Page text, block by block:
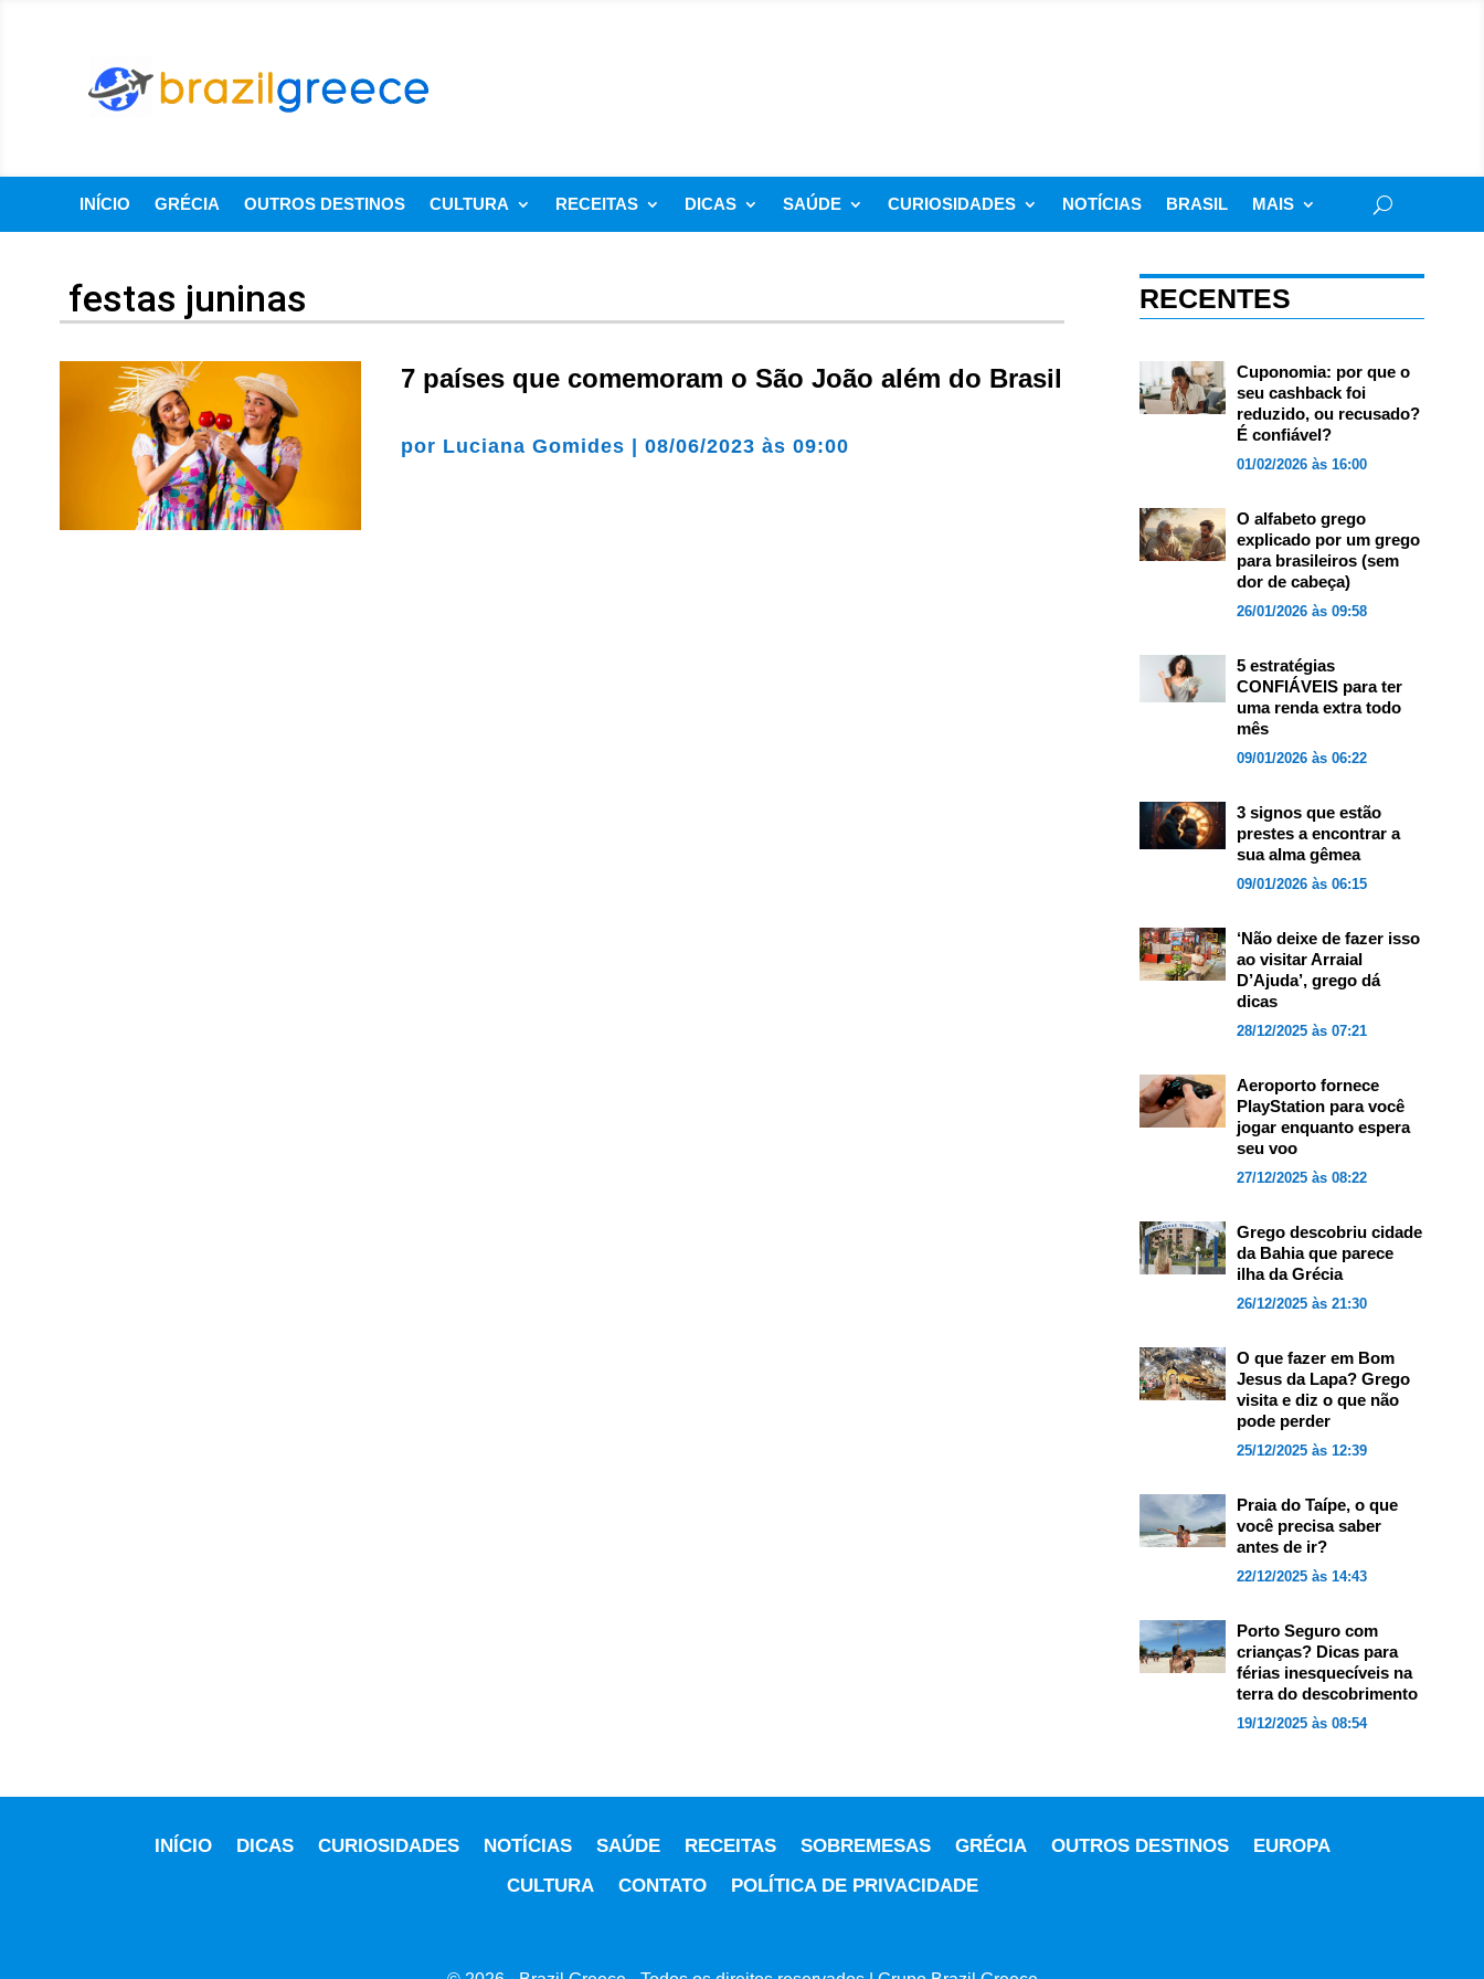
INÍCIO GRÉCIA OUTROS DESTINOS CULTURA RECEITAS DICAS SAÚDE CURIOSIDADES NOTÍCIAS BRASIL MAIS
festas juninas
7 países que comemoram o São João além do Brasil
por Luciana Gomides |08/06/2023 às 09:00
RECENTES
Cuponomia: por que o
seu cashback foi
reduzido, ou recusado?
É confiável?
01/02/2026 às 16:00
O alfabeto grego
explicado por um grego
para brasileiros (sem
dor de cabeça)
26/01/2026 às 09:58
5 estratégias
CONFIÁVEIS para ter
uma renda extra todo
mês
09/01/2026 às 06:22
3 signos que estão
prestes a encontrar a
sua alma gêmea
09/01/2026 às 06:15
‘Não deixe de fazer isso
ao visitar Arraial
D’Ajuda’, grego dá
dicas
28/12/2025 às 07:21
Aeroporto fornece
PlayStation para você
jogar enquanto espera
seu voo
27/12/2025 às 08:22
Grego descobriu cidade
da Bahia que parece
ilha da Grécia
26/12/2025 às 21:30
O que fazer em Bom
Jesus da Lapa? Grego
visita e diz o que não
pode perder
25/12/2025 às 12:39
Praia do Taípe, o que
você precisa saber
antes de ir?
22/12/2025 às 14:43
Porto Seguro com
crianças? Dicas para
férias inesquecíveis na
terra do descobrimento
19/12/2025 às 08:54
INÍCIO DICAS CURIOSIDADES NOTÍCIAS SAÚDE RECEITAS SOBREMESAS GRÉCIA OUTROS DESTINOS
EUROPA
CULTURA
CONTATO POLÍTICA DE PRIVACIDADE